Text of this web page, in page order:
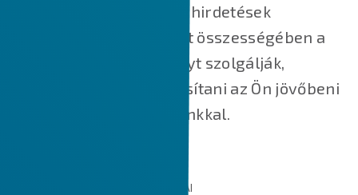
az Ön számára releváns hirdetések
megjelenítését, valamint összességében a
jobb felhasználói élményt szolgálják,
valamint segítik felgyorsítani az Ön jövőbeni
interakcióit a weboldalunkkal.
AZ ÁLTALUNK HASZNÁLT SÜTIK TÍPUSAI